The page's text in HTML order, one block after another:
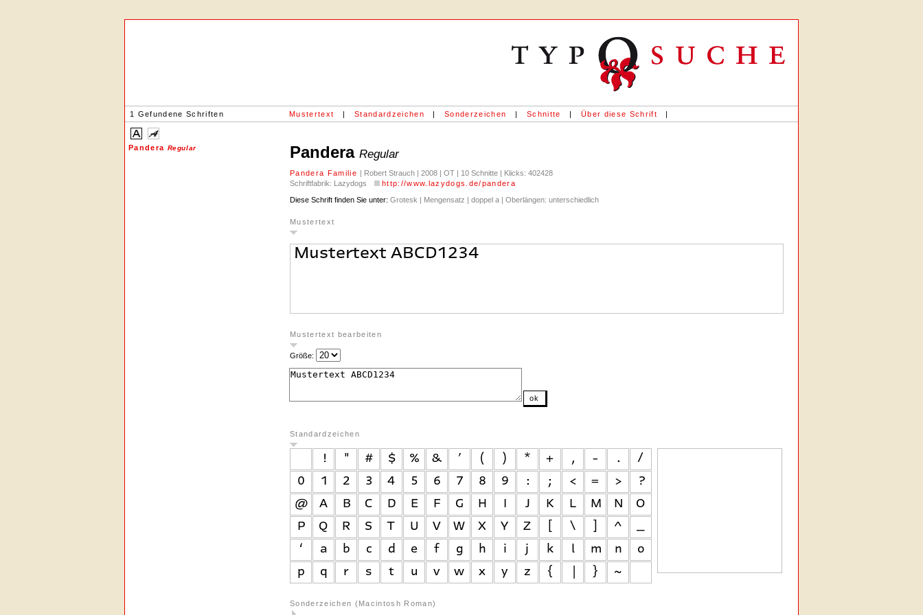
1 Gefundene Schriften Mustertext | Standardzeichen | Sonderzeichen | Schnitte | Über diese Schrift |
Pandera Regular Pandera Regular
Pandera Familie | Robert Strauch | 2008 | OT | 10 Schnitte | Klicks: 402428
Schriftfabrik: Lazydogs
http://www.lazydogs.de/pandera
Diese Schrift finden Sie unter: Grotesk | Mengensatz | doppel a | Oberlängen: unterschiedlich
Mustertext
Mustertext bearbeiten
Größe:
ok
Standardzeichen
Sonderzeichen (Macintosh Roman)